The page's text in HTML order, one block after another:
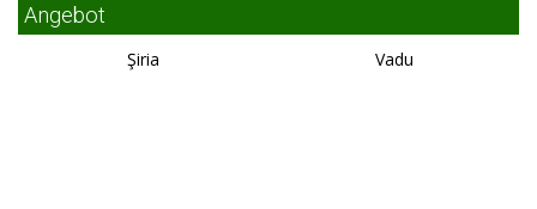
Angebot
Şiria Vadu